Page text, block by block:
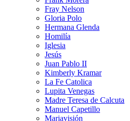
Fray Nelson
Gloria Polo
Hermana Glenda
Homilía
Iglesia
Jesús
Juan Pablo II
Kimberly Kramar
La Fe Catolica
Lupita Venegas
Madre Teresa de Calcuta
Manuel Capetillo
Mariavisión